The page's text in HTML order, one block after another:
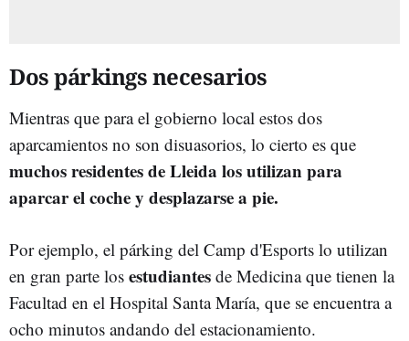
Dos párkings necesarios
Mientras que para el gobierno local estos dos
aparcamientos no son disuasorios, lo cierto es que
muchos residentes de Lleida los utilizan para
aparcar el coche y desplazarse a pie.
Por ejemplo, el párking del Camp d'Esports lo utilizan
en gran parte los estudiantes de Medicina que tienen la
Facultad en el Hospital Santa María, que se encuentra a
ocho minutos andando del estacionamiento.